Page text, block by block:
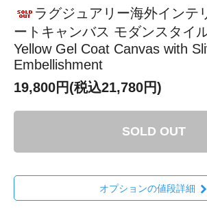
ラグジュアリー海外インテ
ートキャンバス モダンスタイ
Yellow Gel Coat Canvas with
Embellishment
19,800円(税込21,780円)
SOLD OUT
オプションの値段詳細